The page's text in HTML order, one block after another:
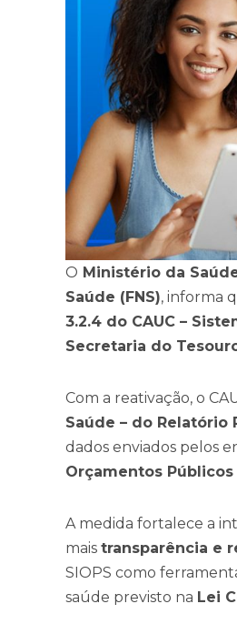
O Ministério da
Saúde (FNS), informa
3.2.4 do CAUC –
Secretaria do
Com a reativação, o
Saúde – do Relatório
dados enviados pelos
Orçamentos Públicos
A medida fortalece a
mais transparência e
SIOPS como
saúde previsto na Lei